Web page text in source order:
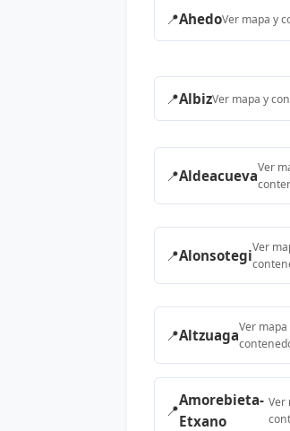
📍AhedoVer mapa y
📍AlbizVer mapa y
📍AldeacuevaVer
📍AlonsotegiVer
📍AltzuagaVer mapa
📍
Amorebieta-
Etxano
Ver